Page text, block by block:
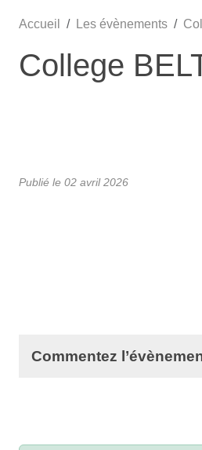
Accueil Les évènements
College
Publié le 02 avril 2026
Commentez